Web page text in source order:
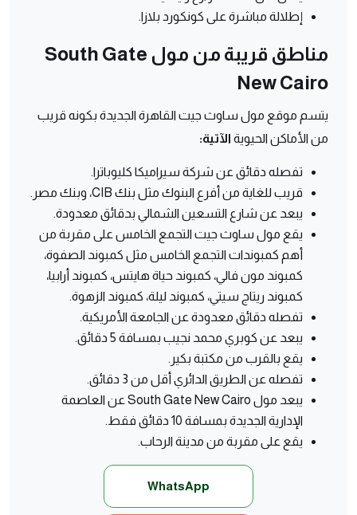
إطلالة مباشرة على كونكورد بلازا.
مناطق قريبة من مول South Gate
New Cairo
يتسم موقع مول ساوث جيت القاهرة الجديدة بكونه قريب
من الأماكن الحيوية الآتية:
تفصله دقائق عن شركة سيراميكا كليوباترا.
قريب للغاية من أفرع البنوك مثل بنك CIB، وبنك مصر.
يبعد عن شارع التسعين الشمالي بدقائق معدودة.
يقع مول ساوث جيت التجمع الخامس على مقربة من
أهم كمبوندات التجمع الخامس مثل كمبوند الصفوة،
كمبوند مون فالي، كمبوند حياة هايتس، كمبوند أرابيا،
كمبوند ريتاج سيتي، كمبوند ليلة، كمبوند الزهوة.
تفصله دقائق معدودة عن الجامعة الأمريكية.
يبعد عن كوبري محمد نجيب بمسافة 5 دقائق.
يقع بالقرب من مكتبة بكير.
تفصله عن الطريق الدائري أقل من 3 دقائق.
يبعد مول South Gate New Cairo عن العاصمة
الإدارية الجديدة بمسافة 10 دقائق فقط.
يقع على مقربة من مدينة الرحاب.
WhatsApp